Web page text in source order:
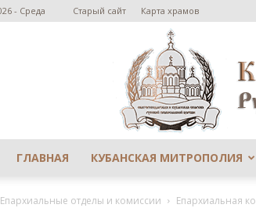
- Среда Старый сайт Карта храмов
ГЛАВНАЯ КУБАНСКАЯ МИТРОПОЛИЯ
Епархиальные отделы и комиссии Епархиальная